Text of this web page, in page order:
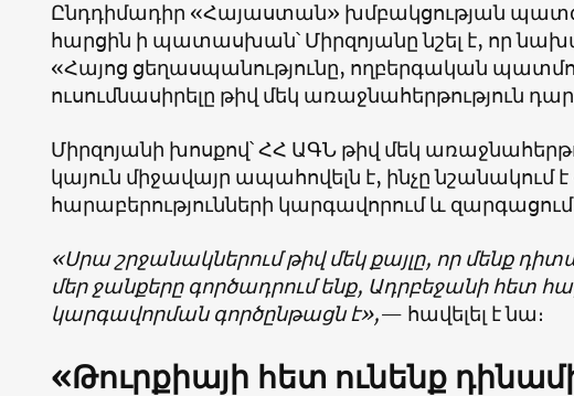
Ընդդիմադիր «Հայաստան» խմբակցության
հարցին ի պատասխան՝ Միրզոյանը նշել է, որ
«Հայոց ցեղասպանությունը, ողբերգական
ուսումնասիրելը թիվ մեկ առաջնահերթություն
Միրզոյանի խոսքով՝ ՀՀ ԱԳՆ թիվ մեկ
կայուն միջավայր ապահովելն է, ինչը նշանակում
հարաբերությունների կարգավորում և
«Սրա շրջանակներում թիվ մեկ քայլը, որ մենք
մեր ջանքերը գործադրում ենք, Ադրբեջանի հետ
կարգավորման գործընթացն է»,— հավելել է նա։
«Թուրքիայի հետ ունենք